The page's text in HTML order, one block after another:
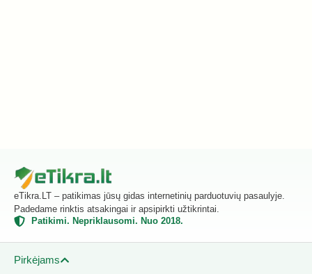
eTikra.LT – patikimas jūsų gidas internetinių parduotuvių pasaulyje.
Padedame rinktis atsakingai ir apsipirkti užtikrintai.
Patikimi. Nepriklausomi. Nuo 2018.
Pirkėjams